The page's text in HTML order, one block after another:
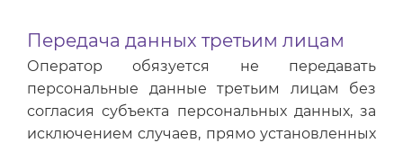
Передача данных третьим лицам
Оператор обязуется не передавать
персональные данные третьим лицам без
согласия субъекта персональных данных, за
исключением случаев, прямо установленных